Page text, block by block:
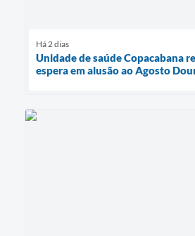
Há 2 dias
Unidade de saúde Copacabana
espera em alusão ao Agosto